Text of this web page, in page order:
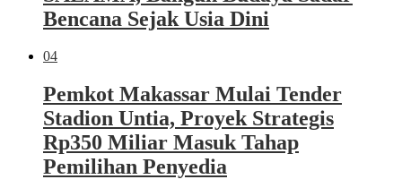
Bencana Sejak Usia Dini
04
Pemkot Makassar Mulai Tender
Stadion Untia, Proyek Strategis
Rp350 Miliar Masuk Tahap
Pemilihan Penyedia